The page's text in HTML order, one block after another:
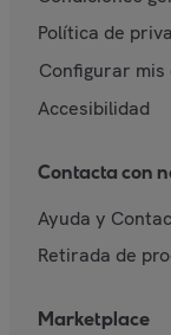
Política de
Configurar mis
Accesibilidad
Contacta con
Ayuda y
Retirada de
Marketplace